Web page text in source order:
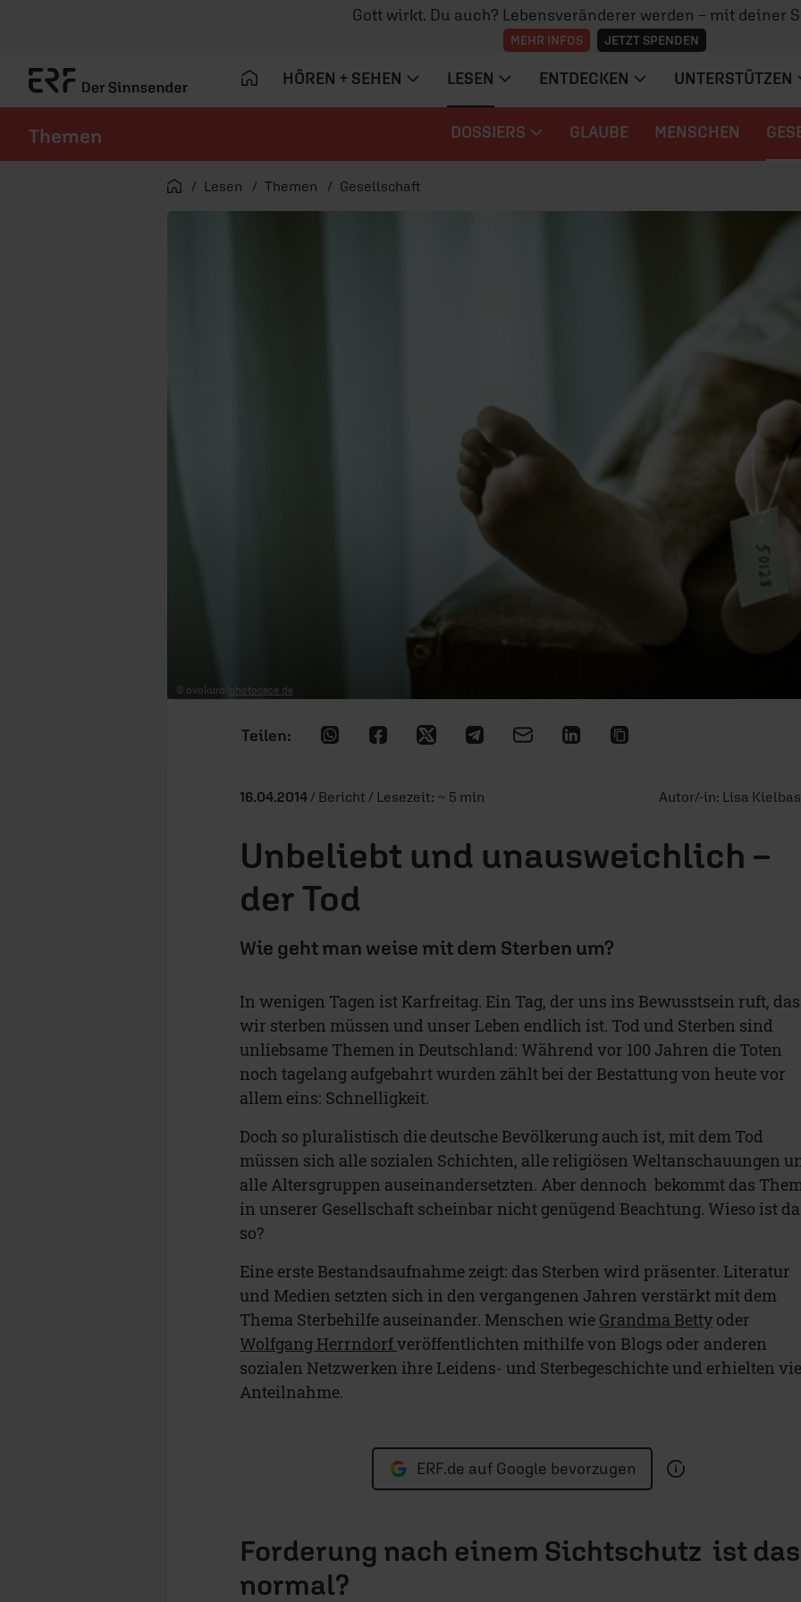
Gott wirkt. Du auch? Lebensveränderer werden – mit deiner
MEHR INFOS JETZT SPENDEN
HÖREN + SEHEN LESEN ENTDECKEN UNTERSTÜTZEN
Themen DOSSIERS GLAUBE MENSCHEN
Startseite
Lesen Themen Gesellschaft
© ovokuro/ photocase.de
16.04.2014 / Bericht / Lesezeit: ~ 5 min Autor/-in: Lisa
Unbeliebt und unausweichlich –
der Tod
Wie geht man weise mit dem Sterben um?
In wenigen Tagen ist Karfreitag. Ein Tag, der uns ins Bewusstsein ruft,
wir sterben müssen und unser Leben endlich ist. Tod und Sterben sind
unliebsame Themen in Deutschland: Während vor 100 Jahren die Toten
noch tagelang aufgebahrt wurden zählt bei der Bestattung von heute vor
allem eins: Schnelligkeit.
Doch so pluralistisch die deutsche Bevölkerung auch ist, mit dem Tod
müssen sich alle sozialen Schichten, alle religiösen Weltanschauungen
alle Altersgruppen auseinandersetzten. Aber dennoch bekommt das
in unserer Gesellschaft scheinbar nicht genügend Beachtung. Wieso ist
so?
Eine erste Bestandsaufnahme zeigt: das Sterben wird präsenter. Literatur
und Medien setzten sich in den vergangenen Jahren verstärkt mit dem
Thema Sterbehilfe auseinander. Menschen wie Grandma Betty oder
Wolfgang Herrndorfveröffentlichten mithilfe von Blogs oder anderen
sozialen Netzwerken ihre Leidens- und Sterbegeschichte und erhielten
Anteilnahme.
ERF.de auf Google bevorzugen
Forderung nach einem Sichtschutz ­ ist das
normal?